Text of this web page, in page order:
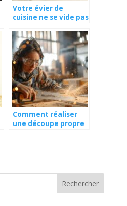
Votre évier de
cuisine ne se vide pas
déboucher
Comment réaliser
une découpe propre